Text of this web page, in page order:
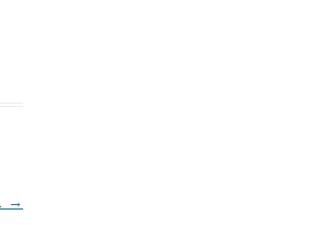
→